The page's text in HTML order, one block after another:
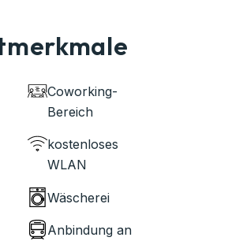
Coworking-
Bereich
kostenloses
WLAN
Wäscherei
Anbindung an